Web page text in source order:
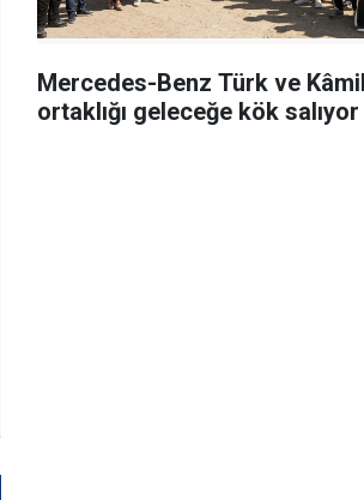
Mercedes-Benz Türk ve
ortaklığı geleceğe kök salıyor